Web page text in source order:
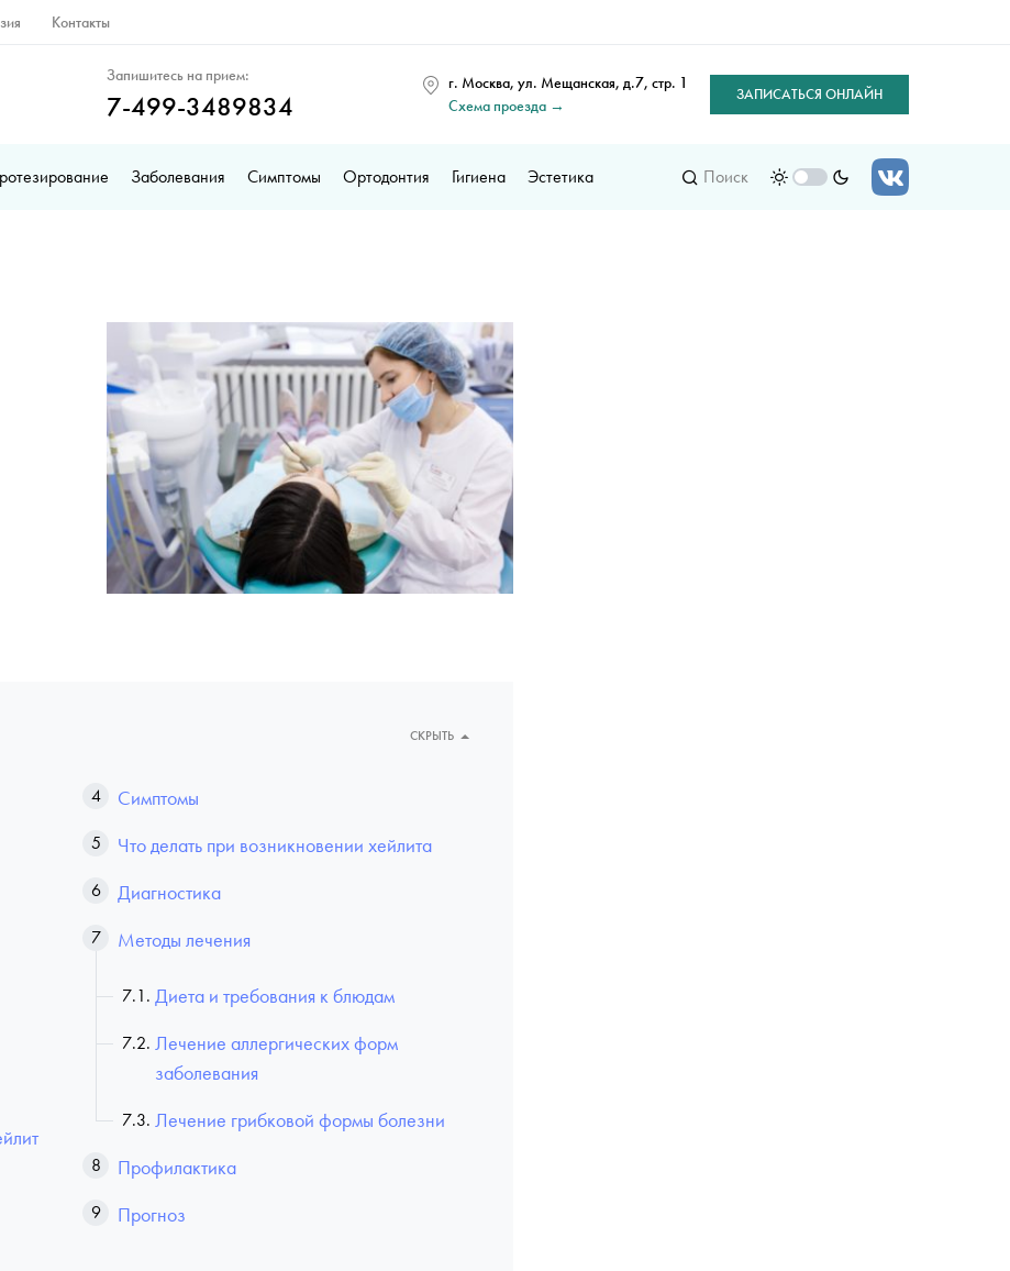
Контакты
Запишитесь на прием:
7-499-3489834
г. Москва, ул. Мещанская, д.7, стр. 1
Схема проезда →
ЗАПИСАТЬСЯ ОНЛАЙН
Заболевания Симптомы Ортодонтия Гигиена Эстетика Поиск
СКРЫТЬ
Симптомы
Что делать при возникновении хейлита
Диагностика
Методы лечения
Диета и требования к блюдам
Лечение аллергических форм
заболевания
Лечение грибковой формы болезни
Профилактика
Прогноз